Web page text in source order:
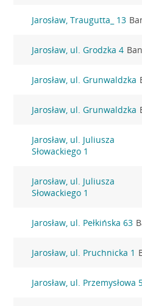
Jarosław, Traugutta_ 13
Jarosław, ul. Grodzka 4
Jarosław, ul. Grunwaldzka
Jarosław, ul. Grunwaldzka
Jarosław, ul. Juliusza
Słowackiego 1
Jarosław, ul. Juliusza
Słowackiego 1
Jarosław, ul. Pełkińska 63
Jarosław, ul. Pruchnicka 1
Jarosław, ul. Przemysłowa